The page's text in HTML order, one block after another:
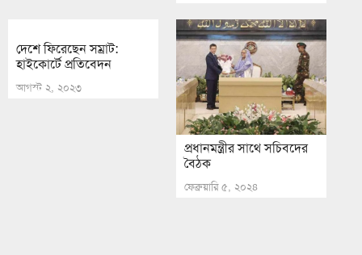
দেশে ফিরেছেন সম্রাট:
হাইকোর্টে প্রতিবেদন
আগস্ট ২, ২০২৩
প্রধানমন্ত্রীর সাথে সচিবদের
বৈঠক
ফেব্রুয়ারি ৫, ২০২৪